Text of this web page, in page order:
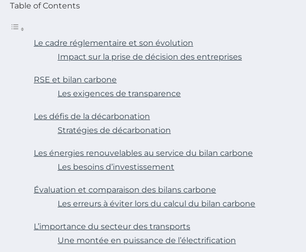
Table of Contents
Le cadre réglementaire et son évolution
Impact sur la prise de décision des entreprises
RSE et bilan carbone
Les exigences de transparence
Les défis de la décarbonation
Stratégies de décarbonation
Les énergies renouvelables au service du bilan carbone
Les besoins d’investissement
Évaluation et comparaison des bilans carbone
Les erreurs à éviter lors du calcul du bilan carbone
L’importance du secteur des transports
Une montée en puissance de l’électrification